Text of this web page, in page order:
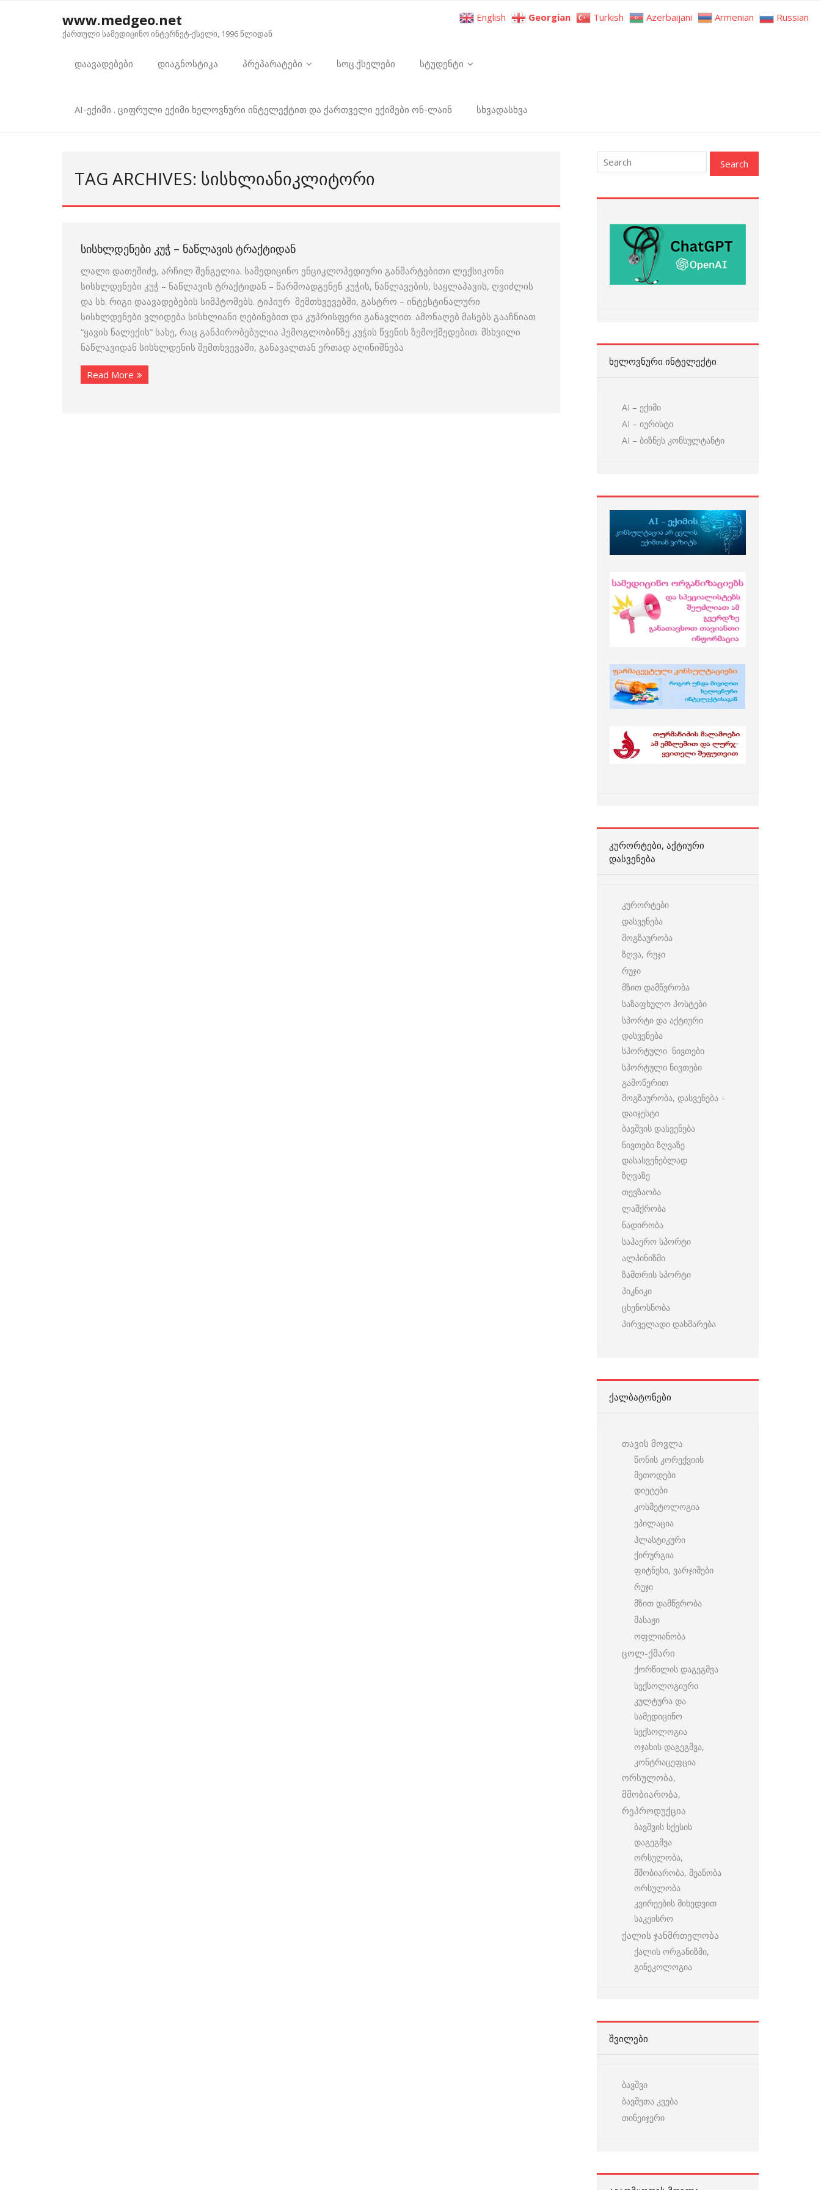
www.medgeo.net
ქართული სამედიცინო ინტერნეტ-ქსელი, 1996 წლიდან
დაავადებები დიაგნოსტიკა პრეპარატები სოც.ქსელები სტუდენტი
AI-ექიმი . ციფრული ექიმი ხელოვნური ინტელექტით და ქართველი ექიმები ონ-ლაინ სხვადასხვა
TAG ARCHIVES: ᲡᲘᲡᲮᲚᲘᲐᲜᲘᲙᲚᲘᲢᲝᲠᲘ
ᲡᲘᲡᲮᲚᲓᲔᲜᲔᲑᲘ ᲙᲣᲭ – ᲜᲐᲬᲚᲐᲕᲘᲡ ᲢᲠᲐᲥᲢᲘᲓᲐᲜ
ლალი დათეშიძე, არჩილ შენგელია. სამედიცინო ენციკლოპედიური განმარტებითი ლექსიკონი
სისხლდენები კუჭ – ნაწლავის ტრაქტიდან – წარმოადგენენ კუჭის, ნაწლავების, საყლაპავის, ღვიძლის
და სხ. რიგი დაავადებების სიმპტომებს. ტიპიურ შემთხვევებში, გასტრო – ინტესტინალური
სისხლდენები ვლიდება სისხლიანი ღებინებით და კუპრისფერი განავლით. ამონაღებ მასებს გააჩნიათ
“ყავის ნალექის” სახე, რაც განპირობებულია ჰემოგლობინზე კუჭის წვენის ზემოქმედებით. მსხვილი
ნაწლავიდან სისხლდენის შემთხვევაში, განავალთან ერთად აღინიშნება
Read More
ᲮᲔᲚᲝᲕᲜᲣᲠᲘ ᲘᲜᲢᲔᲚᲔᲥᲢᲘ
AI – ექიმი
AI – იურისტი
AI – ბიზნეს კონსულტანტი
ᲙᲣᲠᲝᲠᲢᲔᲑᲘ, ᲐᲥᲢᲘᲣᲠᲘ
ᲓᲐᲡᲕᲔᲜᲔᲑᲐ
კურორტები
დასვენება
მოგზაურობა
ზღვა, რუჯი
რუჯი
მზით დამწვრობა
საზაფხულო პოსტები
სპორტი და აქტიური
დასვენება
სპორტული ნივთები
სპორტული ნივთები
გამოწერით
მოგზაურობა, დასვენება –
დაიჯესტი
ბავშვის დასვენება
ნივთები ზღვაზე
დასასვენებლად
ზღვაზე
თევზაობა
ლაშქრობა
ნადირობა
საჰაერო სპორტი
ალპინიზმი
ზამთრის სპორტი
პიკნიკი
ცხენოსნობა
პირველადი დახმარება
ᲥᲐᲚᲑᲐᲢᲝᲜᲔᲑᲘ
თავის მოვლა
წონის კორექვიის
მეთოდები
დიეტები
კოსმეტოლოგია
ეპილაცია
პლასტიკური
ქირურგია
ფიტნესი, ვარჯიშები
რუჯი
მზით დამწვრობა
მასაჟი
ოფლიანობა
ცოლ-ქმარი
ქორწილის დაგეგმვა
სექსოლოგიური
კულტურა და
სამედიცინო
სექსოლოგია
ოჯახის დაგეგმვა,
კონტრაცეფცია
ორსულობა,
მშობიარობა,
რეპროდუქცია
ბავშვის სქესის
დაგეგმვა
ორსულობა,
მშობიარობა, მეანობა
ორსულობა
კვირეების მიხედვით
საკეისრო
ქალის ჯანმრთელობა
ქალის ორგანიზმი,
გინეკოლოგია
ᲨᲕᲘᲚᲔᲑᲘ
ბავშვი
ბავშვთა კვება
თინეიჯერი
English Georgian Turkish Azerbaijani Armenian Russian